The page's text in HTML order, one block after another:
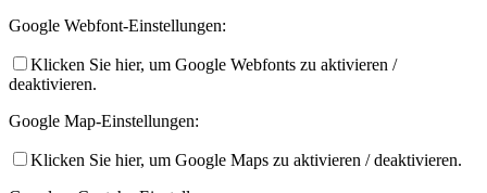
Google Webfont-Einstellungen:
Klicken Sie hier, um Google Webfonts zu aktivieren /
deaktivieren.
Google Map-Einstellungen:
Klicken Sie hier, um Google Maps zu aktivieren / deaktivieren.